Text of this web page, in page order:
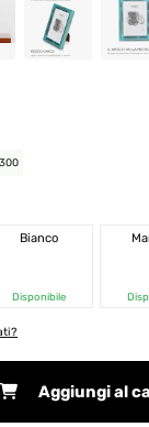
Bianco
Disponibile
Aggiungi al